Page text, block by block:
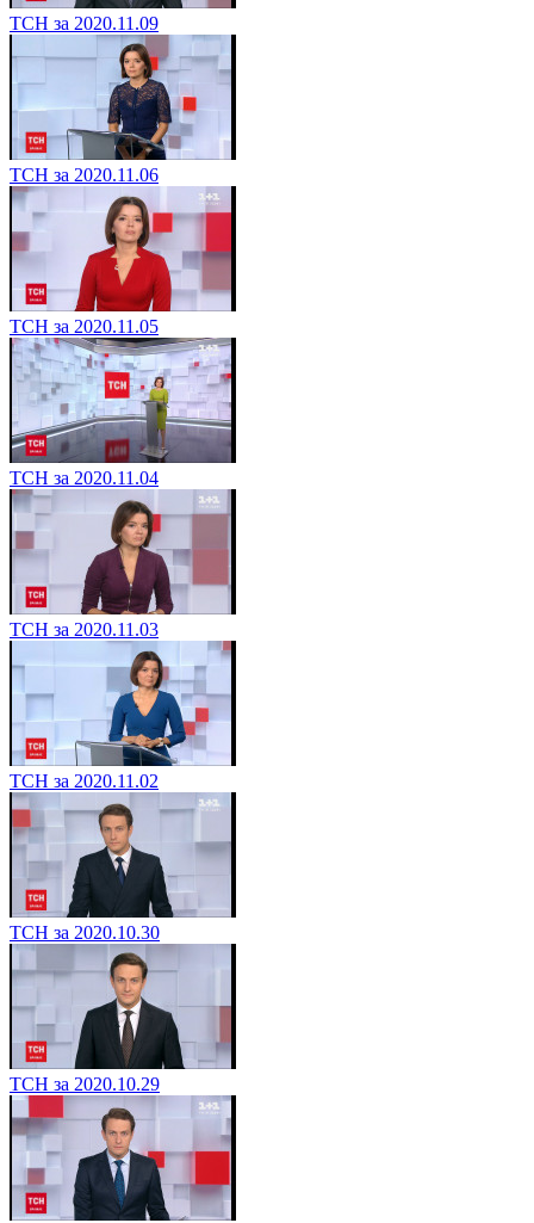
ТСН за 2020.11.09
ТСН за 2020.11.06
ТСН за 2020.11.05
ТСН за 2020.11.04
ТСН за 2020.11.03
ТСН за 2020.11.02
ТСН за 2020.10.30
ТСН за 2020.10.29